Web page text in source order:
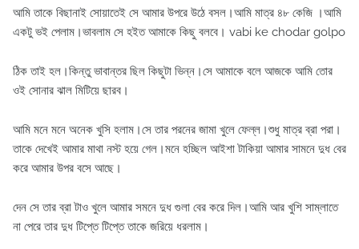
আমি তাকে বিছানাই সোয়াতেই সে আমার উপরে উঠে বসল।আমি মাত্র ৪৮ কেজি ।আমি
একটু ভই পেলাম।ভাবলাম সে হইত আমাকে কিছু বলবে। vabi ke chodar golpo
ঠিক তাই হল।কিন্তু ভাবান্তর ছিল কিছুটা ভিন্ন।সে আমাকে বলে আজকে আমি তোর
ওই সোনার ঝাল মিটিয়ে ছারব।
আমি মনে মনে অনেক খুসি হলাম।সে তার পরনের জামা খুলে ফেল্ল।শুধু মাত্র ব্রা পরা।
তাকে দেখেই আমার মাথা নস্ট হয়ে গেল।মনে হচ্ছিল আইশা টাকিয়া আমার সামনে দুধ বের
করে আমার উপর বসে আছে।
দেন সে তার ব্রা টাও খুলে আমার সমনে দুধ গুলা বের করে দিল।আমি আর খুশি সাম্লাতে
না পেরে তার দুধ টিপ্তে টিপ্তে তাকে জরিয়ে ধরলাম।